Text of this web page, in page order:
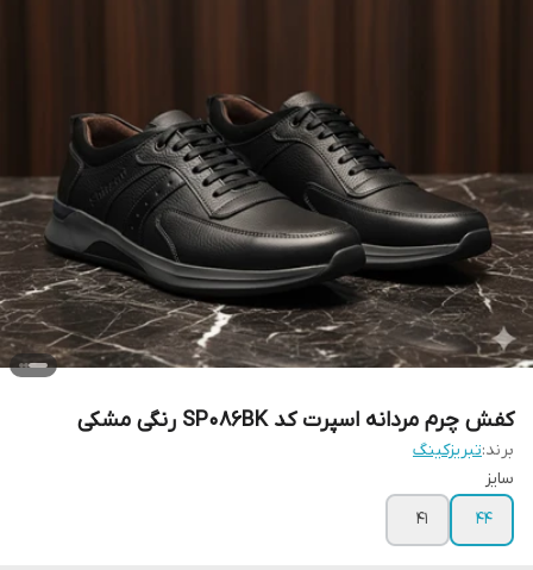
کفش چرم مردانه اسپرت کد SP086BK رنگی مشکی
برند:تبریزکینگ
سایز
44
41